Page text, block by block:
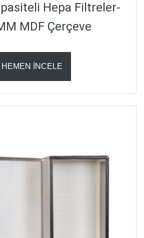
Hepa Filtreler-
MDF Çerçeve
HEMEN İNCELE